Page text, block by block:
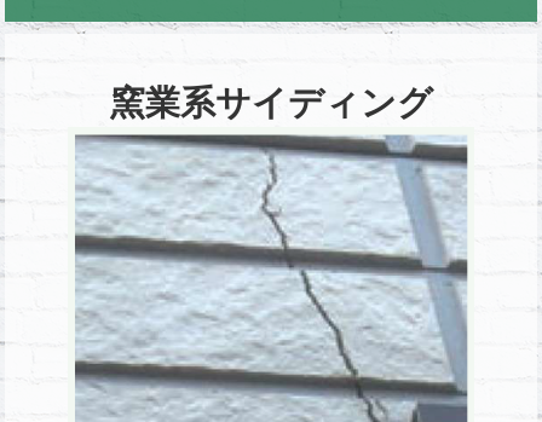
窯業系サイディング